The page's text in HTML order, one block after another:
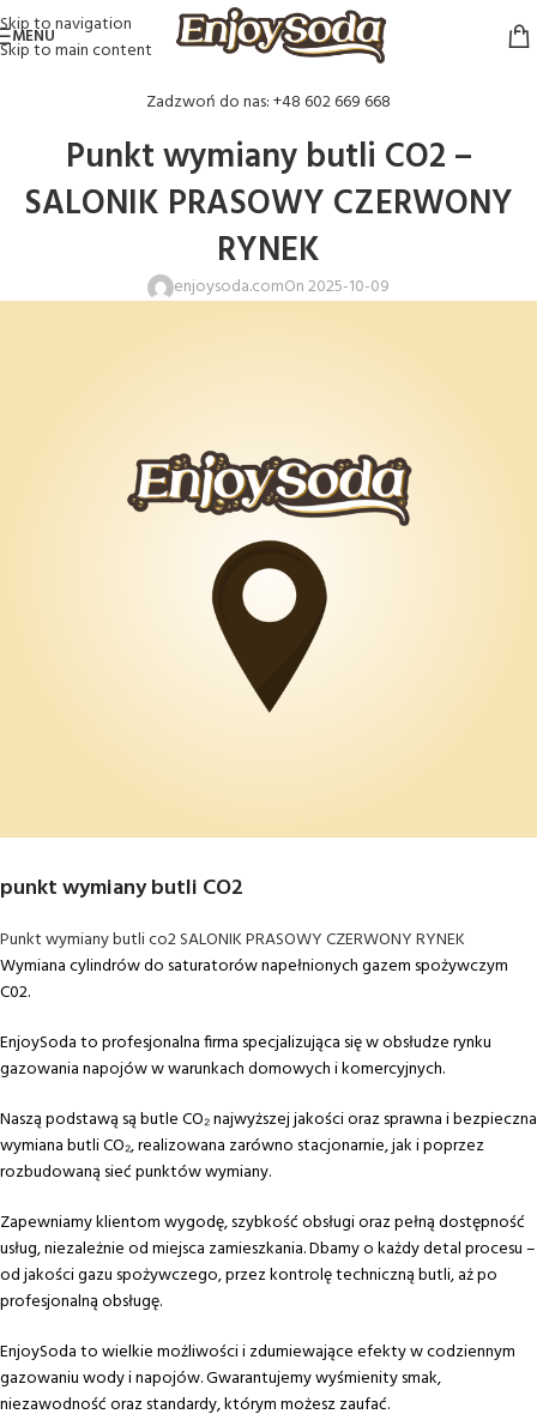
Skip to navigation
Skip to main content
MENU
Zadzwoń do nas: +48 602 669 668
Punkt wymiany butli CO2 –
SALONIK PRASOWY CZERWONY
RYNEK
enjoysoda.comOn 2025-10-09
punkt wymiany butli CO2
Punkt wymiany butli co2 SALONIK PRASOWY CZERWONY RYNEK
Wymiana cylindrów do saturatorów napełnionych gazem spożywczym
C02.
EnjoySoda to profesjonalna firma specjalizująca się w obsłudze rynku
gazowania napojów w warunkach domowych i komercyjnych.
Naszą podstawą są butle CO₂ najwyższej jakości oraz sprawna i bezpieczna
wymiana butli CO₂, realizowana zarówno stacjonarnie, jak i poprzez
rozbudowaną sieć punktów wymiany.
Zapewniamy klientom wygodę, szybkość obsługi oraz pełną dostępność
usług, niezależnie od miejsca zamieszkania. Dbamy o każdy detal procesu –
od jakości gazu spożywczego, przez kontrolę techniczną butli, aż po
profesjonalną obsługę.
EnjoySoda to wielkie możliwości i zdumiewające efekty w codziennym
gazowaniu wody i napojów. Gwarantujemy wyśmienity smak,
niezawodność oraz standardy, którym możesz zaufać.